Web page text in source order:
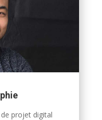
projet digital